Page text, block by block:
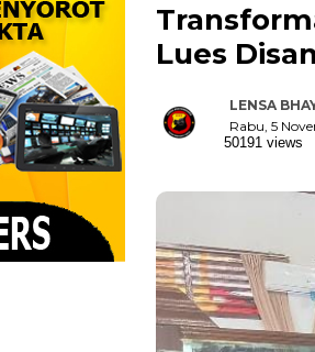
Lues
LENSA
Rabu, 5
50191 views